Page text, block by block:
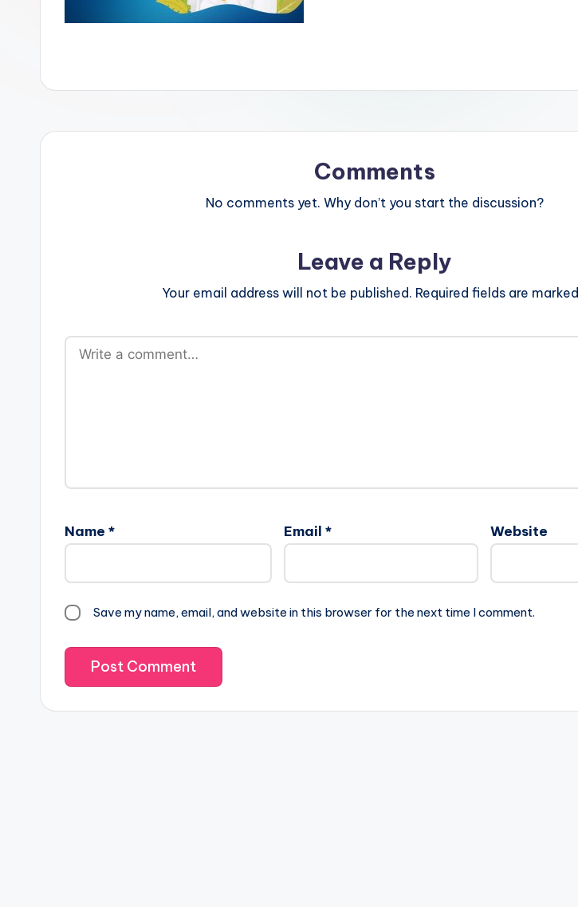
Comments
No comments yet. Why don’t you start the discussion?
Leave a Reply
Your email address will not be published. Required fields are marked
Name * Email * Website
Save my name, email, and website in this browser for the next time I comment.